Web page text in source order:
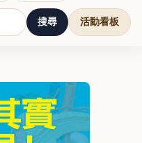
搜尋 活動看板